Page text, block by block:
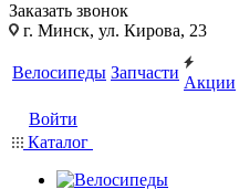
Заказать звонок
г. Минск, ул. Кирова, 23
Велосипеды Запчасти
Акции
Войти
Каталог